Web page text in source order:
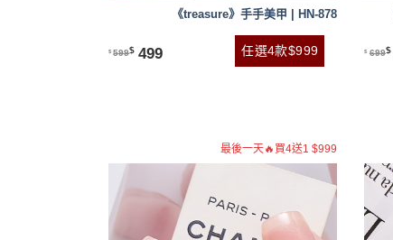
《treasure》手手美甲 | HN-878
$ 599$ 499 任選4款$999 $ 699$
最後一天🔥買4送1 $999